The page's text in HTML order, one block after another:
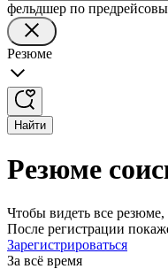
фельдшер по
Резюме
Найти
Резюме
Чтобы видеть все резюме,
После регистрации
Зарегистрироваться
За всё время